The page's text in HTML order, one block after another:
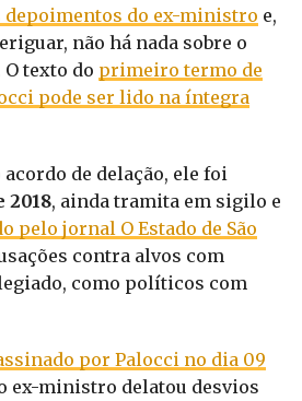
depoimentos do ex-ministro e,
não há nada sobre o
texto do primeiro termo de
pode ser lido na íntegra
de delação, ele foi
2018, ainda tramita em sigilo e
pelo jornal O Estado de São
contra alvos com
como políticos com
por Palocci no dia 09
ex-ministro delatou desvios